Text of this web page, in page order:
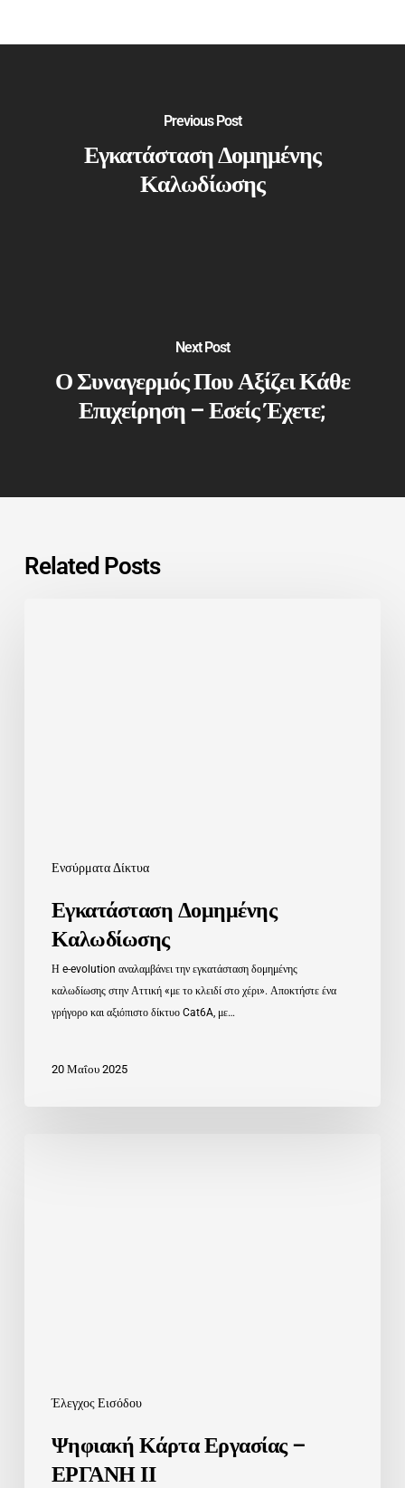
Previous Post
Εγκατάσταση Δομημένης
Καλωδίωσης
Next Post
Ο Συναγερμός Που Αξίζει Κάθε
Επιχείρηση – Εσείς Έχετε;
Related Posts
Ενσύρματα Δίκτυα
Εγκατάσταση Δομημένης
Καλωδίωσης
Η e-evolution αναλαμβάνει την εγκατάσταση δομημένης
καλωδίωσης στην Αττική «με το κλειδί στο χέρι». Αποκτήστε ένα
γρήγορο και αξιόπιστο δίκτυο Cat6A, με…
20 Μαΐου 2025
Έλεγχος Εισόδου
Ψηφιακή Κάρτα Εργασίας –
ΕΡΓΑΝΗ ΙΙ